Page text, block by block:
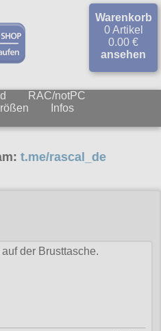
Warenkorb
0 Artikel
0.00 €
ansehen
RAC/notPC
Infos
t.me/rascal_de
der Brusttasche.